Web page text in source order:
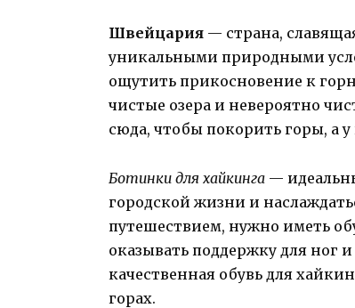
Швейцария — страна,
уникальными природными
ощутить прикосновение к
чистые озера и невероятно
сюда, чтобы покорить горы, а
Ботинки для хайкинга —
городской жизни и
путешествием, нужно иметь
оказывать поддержку для ног
качественная обувь для
горах.